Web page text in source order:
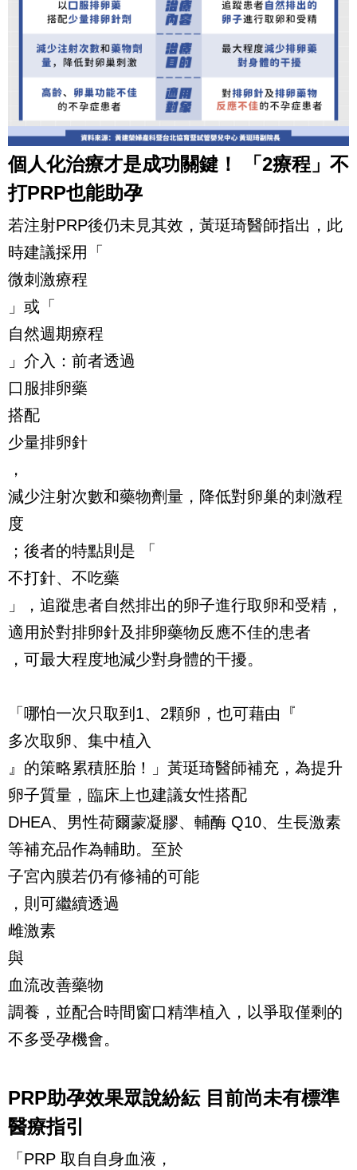
個人化治療才是成功關鍵！ 「2療程」不
打PRP也能助孕
若注射PRP後仍未見其效，黃珽琦醫師指出，此
時建議採用「
微刺激療程
」或「
自然週期療程
」介入：前者透過
口服排卵藥
搭配
少量排卵針
，
減少注射次數和藥物劑量，降低對卵巢的刺激程
度
；後者的特點則是 「
不打針、不吃藥
」，追蹤患者自然排出的卵子進行取卵和受精，
適用於對排卵針及排卵藥物反應不佳的患者
，可最大程度地減少對身體的干擾。
「哪怕一次只取到1、2顆卵，也可藉由『
多次取卵、集中植入
』的策略累積胚胎！」黃珽琦醫師補充，為提升
卵子質量，臨床上也建議女性搭配
DHEA、男性荷爾蒙凝膠、輔酶 Q10、生長激素
等補充品作為輔助。至於
子宮內膜若仍有修補的可能
，則可繼續透過
雌激素
與
血流改善藥物
調養，並配合時間窗口精準植入，以爭取僅剩的
不多受孕機會。
PRP助孕效果眾說紛紜 目前尚未有標準
醫療指引
「PRP 取自自身血液，